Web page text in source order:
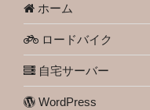
ホーム
ロードバイク
自宅サーバー
WordPress